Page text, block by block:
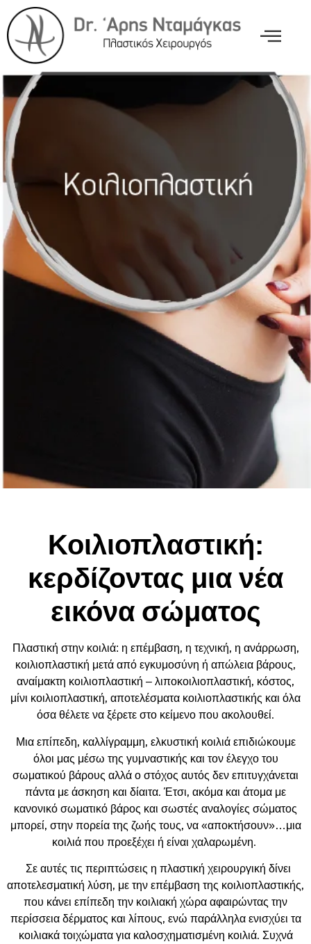
Κοιλιοπλαστική:
κερδίζοντας μια νέα
εικόνα σώματος
Πλαστική στην κοιλιά: η επέμβαση, η τεχνική, η ανάρρωση,
κοιλιοπλαστική μετά από εγκυμοσύνη ή απώλεια βάρους,
αναίμακτη κοιλιοπλαστική – λιποκοιλιοπλαστική, κόστος,
μίνι κοιλιοπλαστική, αποτελέσματα κοιλιοπλαστικής και όλα
όσα θέλετε να ξέρετε στο κείμενο που ακολουθεί.
Μια επίπεδη, καλλίγραμμη, ελκυστική κοιλιά επιδιώκουμε
όλοι μας μέσω της γυμναστικής και τον έλεγχο του
σωματικού βάρους αλλά ο στόχος αυτός δεν επιτυγχάνεται
πάντα με άσκηση και δίαιτα. Έτσι, ακόμα και άτομα με
κανονικό σωματικό βάρος και σωστές αναλογίες σώματος
μπορεί, στην πορεία της ζωής τους, να «αποκτήσουν»…μια
κοιλιά που προεξέχει ή είναι χαλαρωμένη.
Σε αυτές τις περιπτώσεις η πλαστική χειρουργική δίνει
αποτελεσματική λύση, με την επέμβαση της κοιλιοπλαστικής,
που κάνει επίπεδη την κοιλιακή χώρα αφαιρώντας την
περίσσεια δέρματος και λίπους, ενώ παράλληλα ενισχύει τα
κοιλιακά τοιχώματα για καλοσχηματισμένη κοιλιά. Συχνά